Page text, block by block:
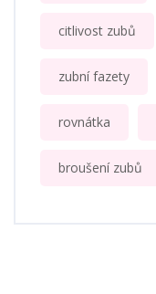
citlivost zubů
zubní fazety
rovnátka
broušení zubů